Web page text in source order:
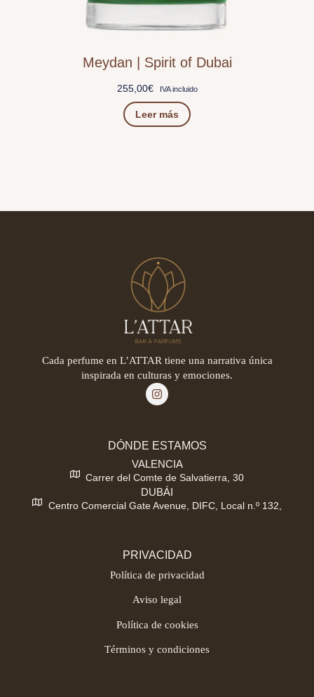
Meydan | Spirit of Dubai
255,00€ IVA incluido
Leer más
Cada perfume en L’ATTAR tiene una narrativa única
inspirada en culturas y emociones.
DÓNDE ESTAMOS
VALENCIA
Carrer del Comte de Salvatierra, 30
DUBÁI
Centro Comercial Gate Avenue, DIFC, Local n.º 132,
PRIVACIDAD
Política de privacidad
Aviso legal
Política de cookies
Términos y condiciones